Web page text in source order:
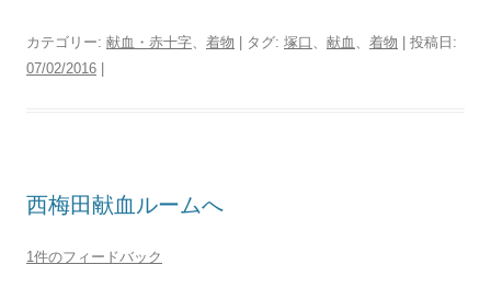
カテゴリー: 献血・赤十字、 着物 | タグ: 塚口 、 献血 、 着物 | 投稿日:
07/02/2016
西梅田献血ルームへ
1件のフィードバック